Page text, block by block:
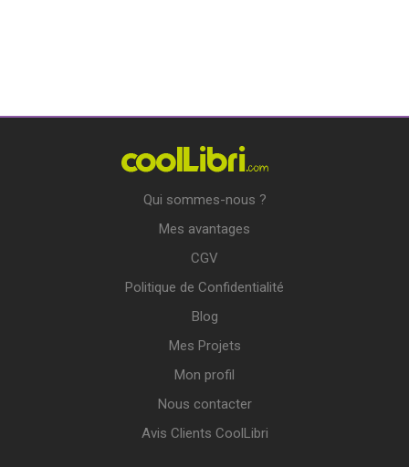
Qui sommes-nous ?
Mes avantages
CGV
Politique de Confidentialité
Blog
Mes Projets
Mon profil
Nous contacter
Avis Clients CoolLibri